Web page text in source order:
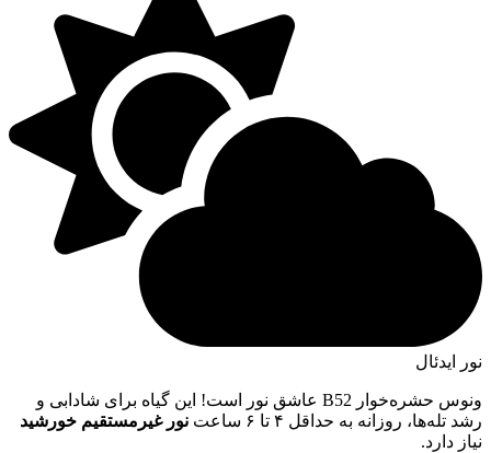
نور ایدئال
ونوس حشره‌خوار B52 عاشق نور است! این گیاه برای شادابی و
رشد تله‌ها، روزانه به حداقل ۴ تا ۶ ساعت
نور غیرمستقیم خورشید
نیاز دارد.